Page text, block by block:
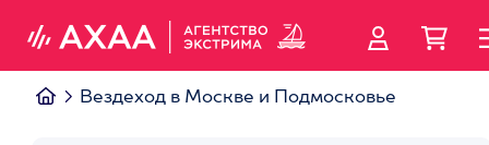
Вездеход в Москве и Подмосковье